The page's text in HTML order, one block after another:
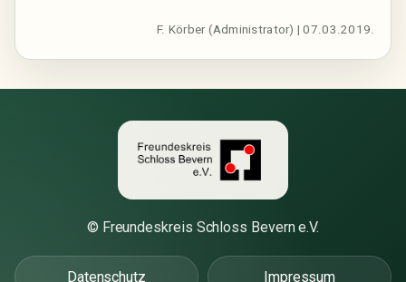
F. Körber (Administrator) | 07.03.2019.
© Freundeskreis Schloss Bevern e.V.
Datenschutz Impressum